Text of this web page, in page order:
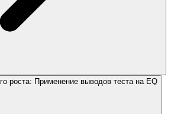
роста: Применение выводов теста на EQ